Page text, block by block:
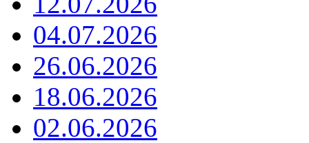
04.07.2026
26.06.2026
18.06.2026
02.06.2026